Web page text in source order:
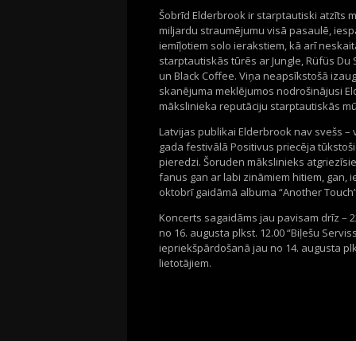
Šobrīd Elderbrook ir starptautiski atzīts
miljardu straumējumu visā pasaulē,
iemīļotiem solo ierakstiem, kā arī
starptautiskās tūrēs ar Jungle, Rüfüs Du
un Black Coffee. Viņa neapsīkstošā
skanējuma meklējumos nodrošinājusi
mākslinieka reputāciju starptautiskās
Latvijas publikai Elderbrook nav svešs
gada festivālā Positivus priecēja
pieredzi. Šoruden mākslinieks
fanus gan ar labi zināmiem hitiem, gan,
oktobrī gaidāmā albuma “Another
Koncerts sagaidāms jau pavisam drīz –
no 16. augusta plkst. 12.00 “Biļešu
iepriekšpārdošanā jau no 14. augusta
lietotājiem.